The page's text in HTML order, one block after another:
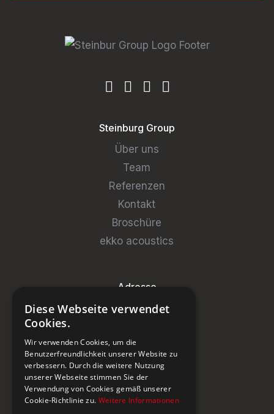
Steinburg Group
Über uns
Team
Referenzen
Kontakt
Broschüre
ekko acoustics
Adresse
Steinburg Group GmbH
CH-5466 Kaiserstuhl
+41 43 433 00 25
Diese Webseite verwendet
Cookies.
Wir verwenden Cookies, um die
Benutzerfreundlichkeit unserer Website zu
verbessern. Durch die weitere Nutzung
unserer Webseite stimmen Sie der
Verwendung von Cookies gemäß unserer
Cookie-Richtlinie zu. Weitere Informationen